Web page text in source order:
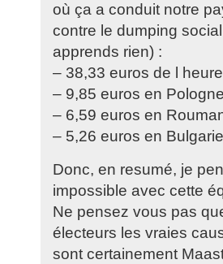
où ça a conduit notre
contre le dumping
apprends rien) :
– 38,33 euros de l
– 9,85 euros en
– 6,59 euros en
– 5,26 euros en Bulgarie
Donc, en resumé, je
impossible avec cette
Ne pensez vous pas
électeurs les vraies
sont certainement